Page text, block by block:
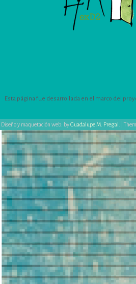
Esta página fue desarrollada en el marco del
Diseño y maquetación web: byGuadalupe M. Pregal